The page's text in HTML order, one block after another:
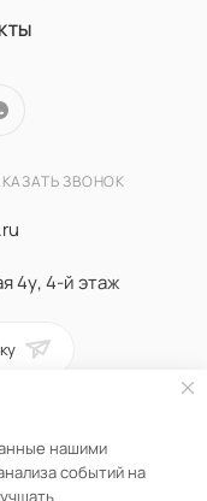
ЗВОНОК
4у, 4-й этаж
нашими
событий на